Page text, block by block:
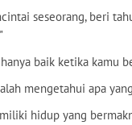
seseorang, beri
baik ketika kamu
mengetahui apa
hidup yang